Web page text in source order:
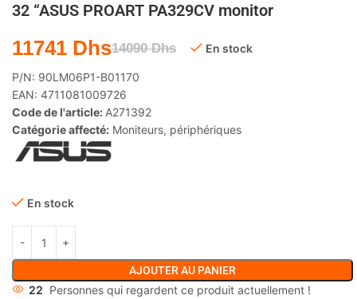
32 “ASUS PROART PA329CV monitor
14090Dhs
11741 Dhs En stock
P/N: 90LM06P1-B01170
EAN: 4711081009726
Code de l'article: A271392
Catégorie affecté: Moniteurs, périphériques
En stock
AJOUTER AU PANIER
22 Personnes qui regardent ce produit actuellement !